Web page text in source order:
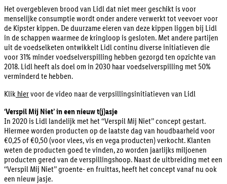
Het overgebleven brood van Lidl dat niet meer geschikt is voor
menselijke consumptie wordt onder andere verwerkt tot veevoer voor
de Kipster kippen. De duurzame eieren van deze kippen liggen bij Lidl
in de schappen waarmee de kringloop is gesloten. Met andere partijen
uit de voedselketen ontwikkelt Lidl continu diverse initiatieven die
voor 31% minder voedselverspilling hebben gezorgd ten opzichte van
2018. Lidl heeft als doel om in 2030 haar voedselverspilling met 50%
verminderd te hebben.
Klik hiervoor de video naar de verpsillingsinitiatieven van Lidl
‘Verspil Mij Niet’ in een nieuw t(j)asje
In 2020 is Lidl landelijk met het ‘‘Verspil Mij Niet’’ concept gestart.
Hiermee worden producten op de laatste dag van houdbaarheid voor
€0,25 of €0,50 (voor vlees, vis en vega producten) verkocht. Klanten
weten de producten goed te vinden, zo worden jaarlijks miljoenen
producten gered van de verspillingshoop. Naast de uitbreiding met een
‘‘Verspil Mij Niet’’ groente- en fruittas, heeft het concept vanaf nu ook
een nieuw jasje.